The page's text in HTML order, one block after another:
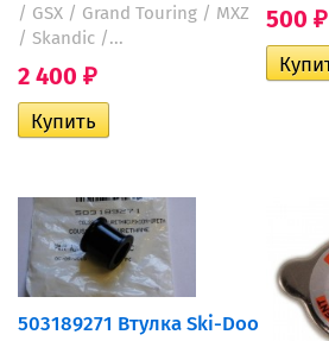
/ GSX / Grand Touring / MXZ
/ Skandic /...
2 400 ₽
500 ₽
503189271 Втулка Ski-Doo